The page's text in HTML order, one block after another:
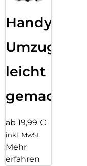
Handy
Umzug
leicht
gemacht!
ab 19,99 €
inkl. MwSt.
Mehr
erfahren